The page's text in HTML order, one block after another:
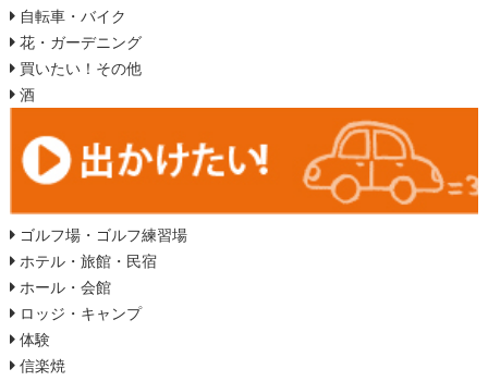
自転車・バイク
花・ガーデニング
買いたい！その他
酒
ゴルフ場・ゴルフ練習場
ホテル・旅館・民宿
ホール・会館
ロッジ・キャンプ
体験
信楽焼